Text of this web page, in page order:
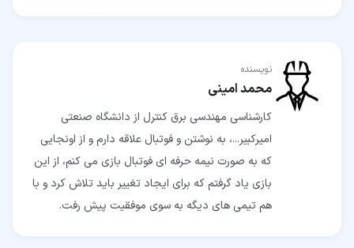
نویسنده
محمد امینی
کارشناسی مهندسی برق کنترل از دانشگاه صنعتی
امیرکبیر...، به نوشتن و فوتبال علاقه دارم و از اونجایی
که به صورت نیمه حرفه‌ ای فوتبال بازی می کنم، از این
بازی یاد گرفتم که برای ایجاد تغییر باید تلاش کرد و با
هم تیمی های دیگه به سوی موفقیت پیش رفت.